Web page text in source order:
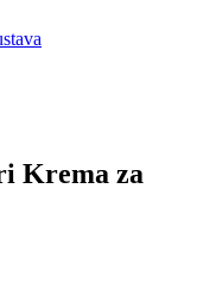
Krema za